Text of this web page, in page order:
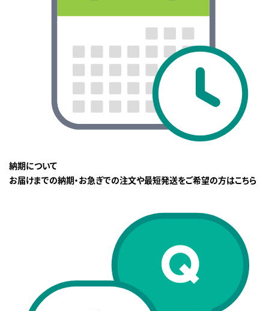
納期について
お届けまでの納期・お急ぎでの注文や最短発送をご希望の方はこちら